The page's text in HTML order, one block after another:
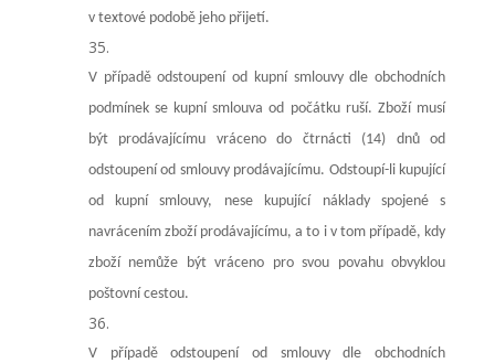
v textové podobě jeho přijetí.
V případě odstoupení od kupní smlouvy dle obchodních
podmínek se kupní smlouva od počátku ruší. Zboží musí
být prodávajícímu vráceno do čtrnácti (14) dnů od
odstoupení od smlouvy prodávajícímu. Odstoupí-li kupující
od kupní smlouvy, nese kupující náklady spojené s
navrácením zboží prodávajícímu, a to i v tom případě, kdy
zboží nemůže být vráceno pro svou povahu obvyklou
poštovní cestou.
V případě odstoupení od smlouvy dle obchodních